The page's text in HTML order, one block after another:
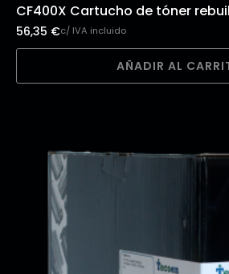
CF400X Cartucho de tóner
56,35 €c/ IVA incluido
AÑADIR AL